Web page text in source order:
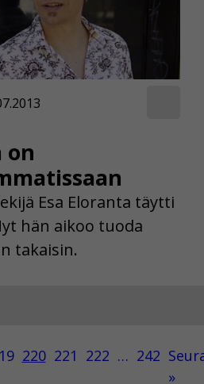
on
Esa Eloranta täytti
hän aikoo tuoda
takaisin.
220 221 222 … 242
»